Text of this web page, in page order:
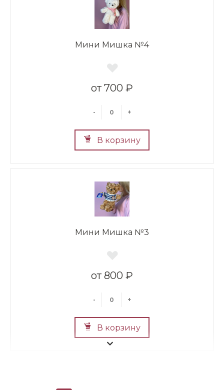
Мини Мишка №4
700 ₽
- +
В корзину
Мини Мишка №3
800 ₽
- +
В корзину